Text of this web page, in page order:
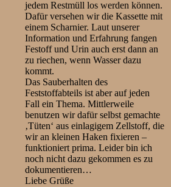
jedem Restmüll los werden können.
Dafür versehen wir die Kassette mit
einem Scharnier. Laut unserer
Information und Erfahrung fangen
Festoff und Urin auch erst dann an
zu riechen, wenn Wasser dazu
kommt.
Das Sauberhalten des
Feststoffabteils ist aber auf jeden
Fall ein Thema. Mittlerweile
benutzen wir dafür selbst gemachte
‚Tüten‘ aus einlagigem Zellstoff, die
wir an kleinen Haken fixieren –
funktioniert prima. Leider bin ich
noch nicht dazu gekommen es zu
dokumentieren…
Liebe Grüße